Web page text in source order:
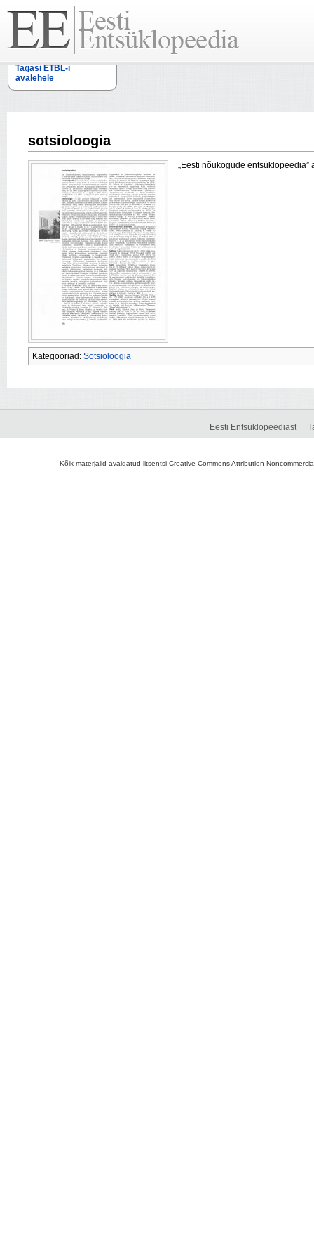
Tagasi ETBL-i
avalehele
sotsioloogia
„Eesti nõukogude
Kategooriad: Sotsioloogia
Eesti Entsüklopeediast
Kõik materjalid avaldatud litsentsi Creative Commons Attribution-